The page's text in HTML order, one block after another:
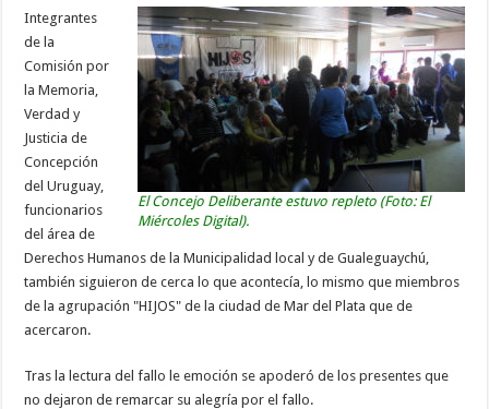
El Concejo Deliberante estuvo repleto (Foto: El
Miércoles Digital).
Integrantes
de la
Comisión por
la Memoria,
Verdad y
Justicia de
Concepción
del Uruguay,
funcionarios
del área de
Derechos Humanos de la Municipalidad local y de Gualeguaychú,
también siguieron de cerca lo que acontecía, lo mismo que miembros
de la agrupación "HIJOS" de la ciudad de Mar del Plata que de
acercaron.
Tras la lectura del fallo le emoción se apoderó de los presentes que
no dejaron de remarcar su alegría por el fallo.